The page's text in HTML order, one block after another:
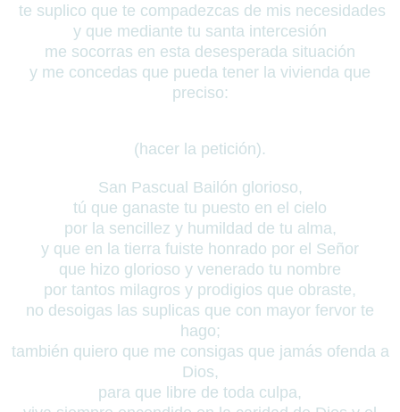
te suplico que te compadezcas de mis necesidades
y que mediante tu santa intercesión
me socorras en esta desesperada situación
y me concedas que pueda tener la vivienda que
preciso:
(hacer la petición).
San Pascual Bailón glorioso,
tú que ganaste tu puesto en el cielo
por la sencillez y humildad de tu alma,
y que en la tierra fuiste honrado por el Señor
que hizo glorioso y venerado tu nombre
por tantos milagros y prodigios que obraste,
no desoigas las suplicas que con mayor fervor te
hago;
también quiero que me consigas que jamás ofenda a
Dios,
para que libre de toda culpa,